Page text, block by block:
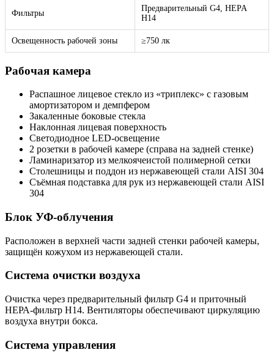
Фильтры
Предварительный G4, HEPA
H14
Освещенность рабочей зоны ≥750 лк
Рабочая камера
Распашное лицевое стекло из «триплекс» с газовым
амортизатором и демпфером
Закаленные боковые стекла
Наклонная лицевая поверхность
Светодиодное LED-освещение
2 розетки в рабочей камере (справа на задней стенке)
Ламинаризатор из мелкоячеистой полимерной сетки
Столешницы и поддон из нержавеющей стали AISI 304
Съёмная подставка для рук из нержавеющей стали AISI
304
Блок УФ-облучения
Расположен в верхней части задней стенки рабочей камеры,
защищён кожухом из нержавеющей стали.
Система очистки воздуха
Очистка через предварительный фильтр G4 и приточный
НЕРА-фильтр Н14. Вентиляторы обеспечивают циркуляцию
воздуха внутри бокса.
Система управления